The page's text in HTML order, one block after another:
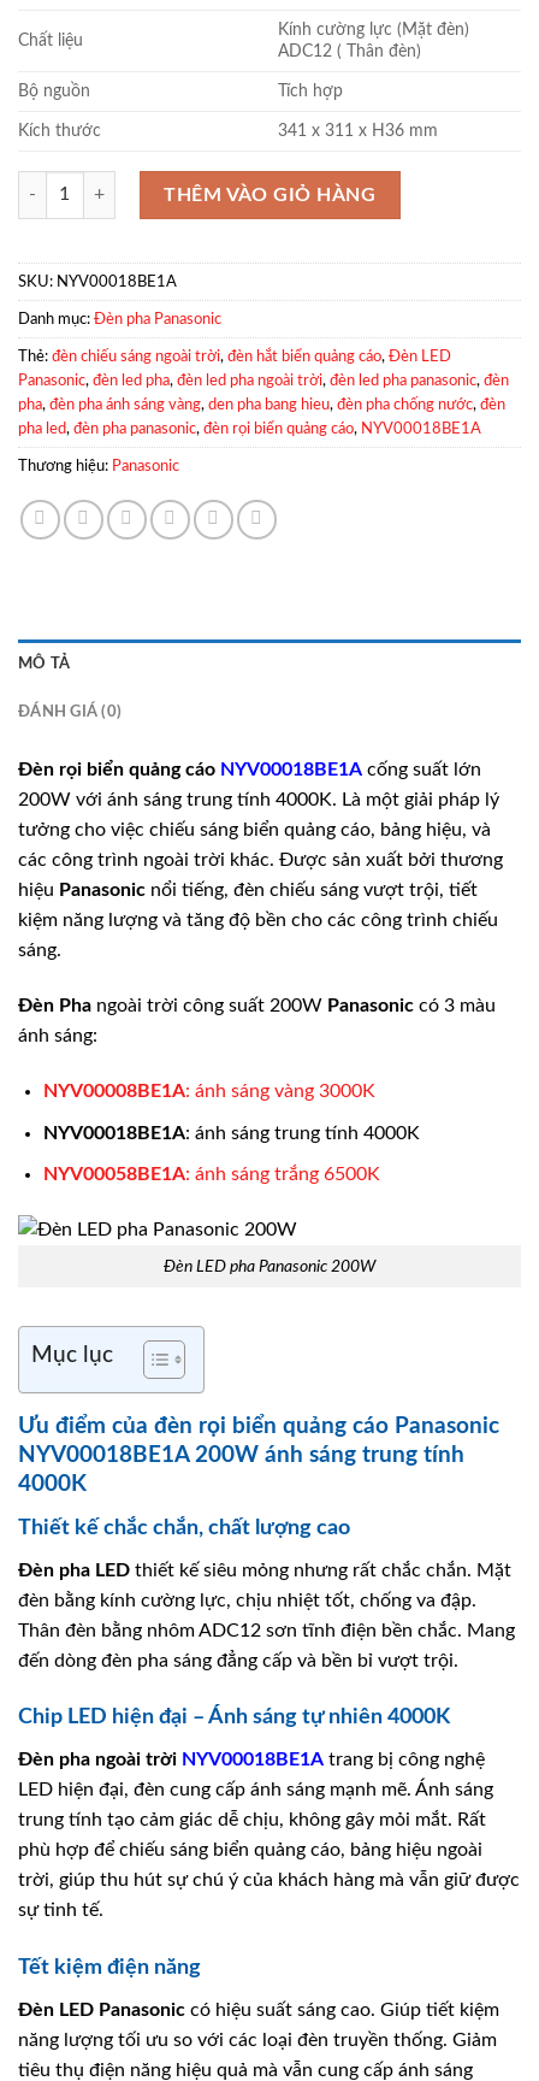
Chất liệu
Kính cường lực (Mặt đèn)
ADC12 ( Thân đèn)
Bộ nguồn Tích hợp
Kích thước 341 x 311 x H36 mm
Đèn rọi biển quảng cáo Panasonic NYV00018BE1A 200W 4000K số
THÊM VÀO GIỎ HÀNG
SKU: NYV00018BE1A
Danh mục: Đèn pha Panasonic
Thẻ: đèn chiếu sáng ngoài trời, đèn hắt biển quảng cáo, Đèn LED
Panasonic, đèn led pha, đèn led pha ngoài trời, đèn led pha panasonic, đèn
pha, đèn pha ánh sáng vàng, den pha bang hieu, đèn pha chống nước, đèn
pha led, đèn pha panasonic, đèn rọi biển quảng cáo, NYV00018BE1A
Thương hiệu: Panasonic
MÔ TẢ
ĐÁNH GIÁ (0)
Đèn rọi biển quảng cáo NYV00018BE1A cống suất lớn
200W với ánh sáng trung tính 4000K. Là một giải pháp lý
tưởng cho việc chiếu sáng biển quảng cáo, bảng hiệu, và
các công trình ngoài trời khác. Được sản xuất bởi thương
hiệu Panasonic nổi tiếng, đèn chiếu sáng vượt trội, tiết
kiệm năng lượng và tăng độ bền cho các công trình chiếu
sáng.
Đèn Pha ngoài trời công suất 200W Panasonic có 3 màu
ánh sáng:
NYV00008BE1A: ánh sáng vàng 3000K
NYV00018BE1A: ánh sáng trung tính 4000K
NYV00058BE1A: ánh sáng trắng 6500K
Đèn LED pha Panasonic 200W
Mục lục
Ưu điểm của đèn rọi biển quảng cáo Panasonic
NYV00018BE1A 200W ánh sáng trung tính
4000K
Thiết kế chắc chắn, chất lượng cao
Đèn pha LED thiết kế siêu mỏng nhưng rất chắc chắn. Mặt
đèn bằng kính cường lực, chịu nhiệt tốt, chống va đập.
Thân đèn bằng nhôm ADC12 sơn tĩnh điện bền chắc. Mang
đến dòng đèn pha sáng đẳng cấp và bền bỉ vượt trội.
Chip LED hiện đại – Ánh sáng tự nhiên 4000K
Đèn pha ngoài trời NYV00018BE1A trang bị công nghệ
LED hiện đại, đèn cung cấp ánh sáng mạnh mẽ. Ánh sáng
trung tính tạo cảm giác dễ chịu, không gây mỏi mắt. Rất
phù hợp để chiếu sáng biển quảng cáo, bảng hiệu ngoài
trời, giúp thu hút sự chú ý của khách hàng mà vẫn giữ được
sự tinh tế.
Tết kiệm điện năng
Đèn LED Panasonic có hiệu suất sáng cao. Giúp tiết kiệm
năng lượng tối ưu so với các loại đèn truyền thống. Giảm
tiêu thụ điện năng hiệu quả mà vẫn cung cấp ánh sáng